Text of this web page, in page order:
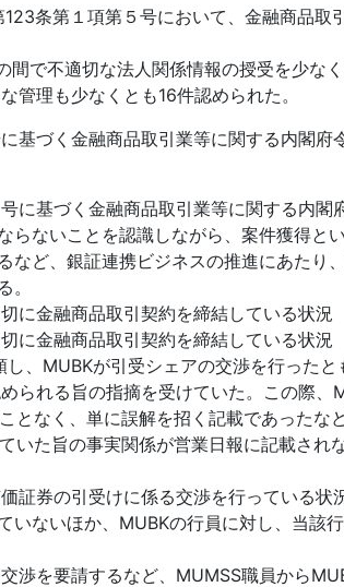
条第１項第５号において、金融商品
で不適切な法人関係情報の授受を少な
管理も少なくとも16件認められた。
づく金融商品取引業等に関する内閣
基づく金融商品取引業等に関する内閣
ないことを認識しながら、案件獲得と
ど、銀証連携ビジネスの推進にあたり
金融商品取引契約を締結している状況
に金融商品取引契約を締結している状況
、MUBKが引受シェアの交渉を行った
られる旨の指摘を受けていた。この際
なく、単に誤解を招く記載であった
た旨の事実関係が営業日報に記載さ
券の引受けに係る交渉を行っている状
ないほか、MUBKの行員に対し、当該
要請するなど、MUMSS職員から